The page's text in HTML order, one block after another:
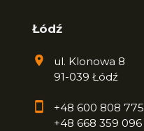
Łódź
ul. Klonowa 8
91-039 Łódź
+48 600 808 775
+48 668 359 096